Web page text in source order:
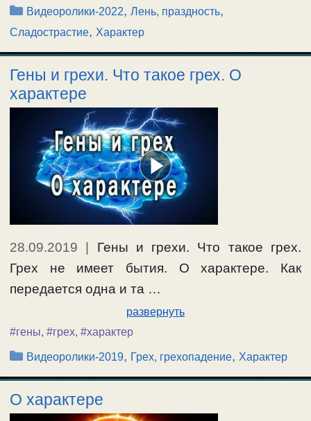
Рубрики
Видеоролики-2022,Лень, праздность,
Сладострастие, Характер
Гены и грехи. Что такое грех. О
характере
28.09.2019
Гены и грехи. Что такое грех.
Грех не имеет бытия. О характере. Как
передается одна и та …
развернуть
#гены, #грех, #характер
Рубрики
Видеоролики-2019, Грех, грехопадение, Характер
О характере